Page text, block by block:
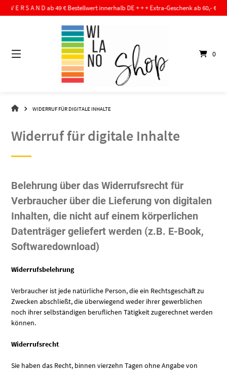
Springe
zum
V E R S A N D ab 49 € Bestellwert innerhalb DE + + + Extra-Geschenk ab 60,- €
0
WI-
–
DER
WIDERRUF FÜR DIGITALE INHALTE
Widerruf für digitale Inhalte
Belehrung über das Widerrufsrecht für
Verbraucher über die Lieferung von digitalen
Inhalten, die nicht auf einem körperlichen
Datenträger geliefert werden (z.B. E-Book,
Softwaredownload)
Widerrufsbelehrung
Verbraucher ist jede natürliche Person, die ein Rechtsgeschäft zu
Zwecken abschließt, die überwiegend weder ihrer gewerblichen
noch ihrer selbständigen beruflichen Tätigkeit zugerechnet werden
können.
Widerrufsrecht
Sie haben das Recht, binnen vierzehn Tagen ohne Angabe von